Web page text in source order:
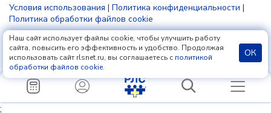
Условия использования | Политика конфиденциальности |
Политика обработки файлов cookie
18+
Наш сайт использует файлы cookie, чтобы улучшить работу
сайта, повысить его эффективность и удобство. Продолжая
использовать сайт rlsnet.ru, вы соглашаетесь с политикой
обработки файлов cookie.
ОК
;